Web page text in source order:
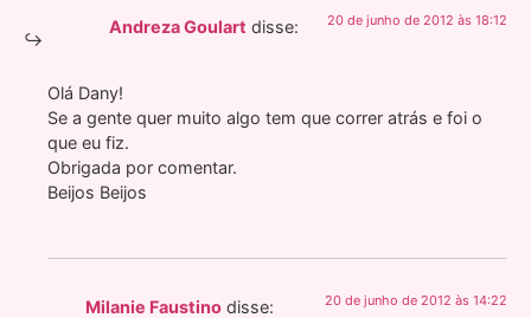
Andreza Goulart disse: 20 de junho de 2012 às 18:12
Olá Dany!
Se a gente quer muito algo tem que correr atrás e foi o
que eu fiz.
Obrigada por comentar.
Beijos Beijos
Milanie Faustino disse: 20 de junho de 2012 às 14:22